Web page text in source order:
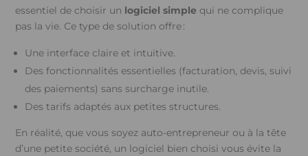
essentiel de choisir un logiciel simple qui ne complique
pas la vie. Ce type de solution offre :
Une interface claire et intuitive.
Des fonctionnalités essentielles (facturation, devis, suivi
des paiements) sans surcharge inutile.
Des tarifs adaptés aux petites structures.
En réalité, que vous soyez auto-entrepreneur ou à la tête
d’une petite société, un logiciel bien choisi vous évite la